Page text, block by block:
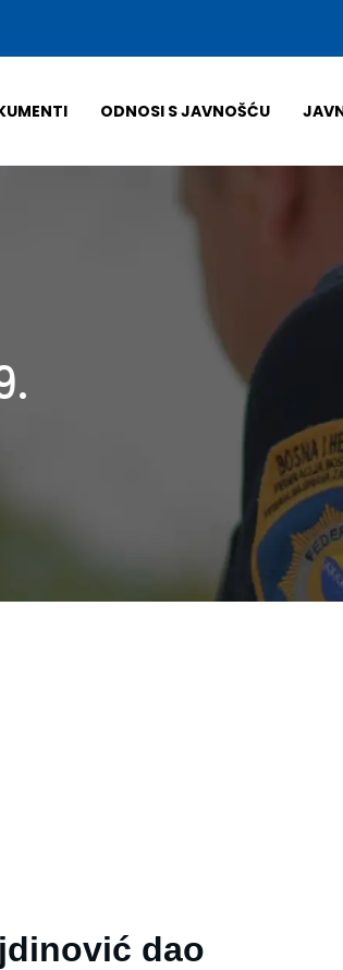
ODNOSI S JAVNOŠĆU
dao